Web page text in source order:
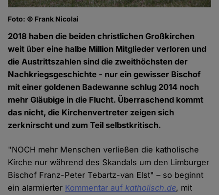
Foto: © Frank Nicolai
2018 haben die beiden christlichen Großkirchen
weit über eine halbe Million Mitglieder verloren und
die Austrittszahlen sind die zweithöchsten der
Nachkriegsgeschichte - nur ein gewisser Bischof
mit einer goldenen Badewanne schlug 2014 noch
mehr Gläubige in die Flucht. Überraschend kommt
das nicht, die Kirchenvertreter zeigen sich
zerknirscht und zum Teil selbstkritisch.
"NOCH mehr Menschen verließen die katholische
Kirche nur während des Skandals um den Limburger
Bischof Franz-Peter Tebartz-van Elst" – so beginnt
ein alarmierter Kommentar aufkatholisch.de, mit